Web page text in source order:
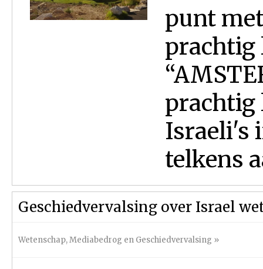
punt
prachtig
prachtig
Israeli's
telkens
Geschiedvervalsing over Israel
Wetenschap,Mediabedrog en Geschiedvervalsing »